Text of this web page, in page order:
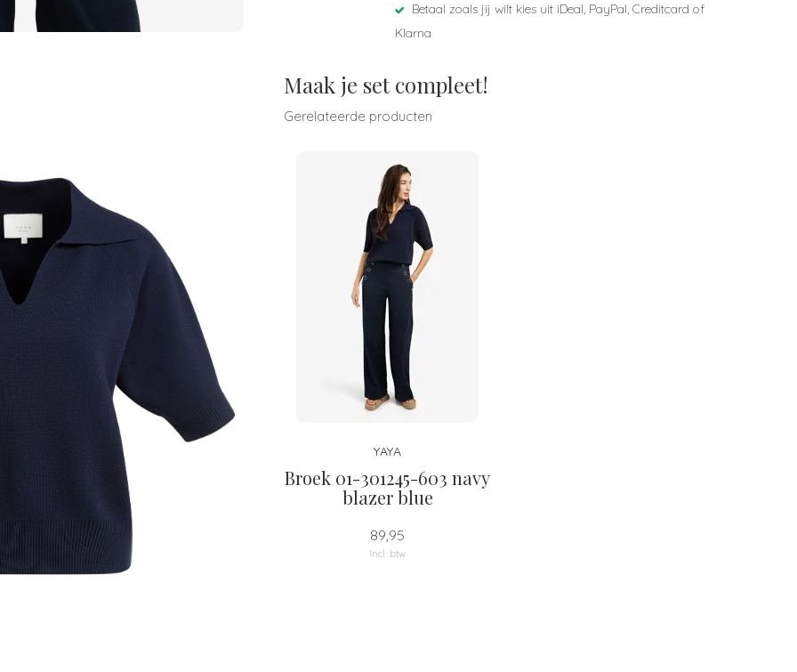
Betaal zoals jij wilt kies uit iDeal, PayPal, Creditcard of
Klarna
Maak je set compleet!
Gerelateerde producten
YAYA
Broek 01-301245-603 navy
blazer blue
89,95
Incl. btw